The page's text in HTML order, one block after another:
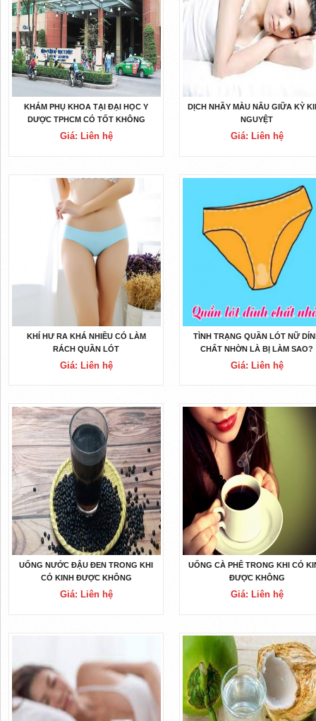
KHÁM PHỤ KHOA TẠI ĐẠI HỌC Y
DƯỢC TPHCM CÓ TỐT KHÔNG
Giá: Liên hệ
DỊCH NHẦY MÀU NÂU GIỮA KỲ
NGUYỆT
Giá: Liên hệ
KHÍ HƯ RA KHÁ NHIỀU CÓ LÀM
RÁCH QUẦN LÓT
Giá: Liên hệ
TÌNH TRẠNG QUẦN LÓT NỮ
CHẤT NHỜN LÀ BỊ LÀM SAO?
Giá: Liên hệ
UỐNG NƯỚC ĐẬU ĐEN TRONG KHI
CÓ KINH ĐƯỢC KHÔNG
Giá: Liên hệ
UỐNG CÀ PHÊ TRONG KHI CÓ
ĐƯỢC KHÔNG
Giá: Liên hệ